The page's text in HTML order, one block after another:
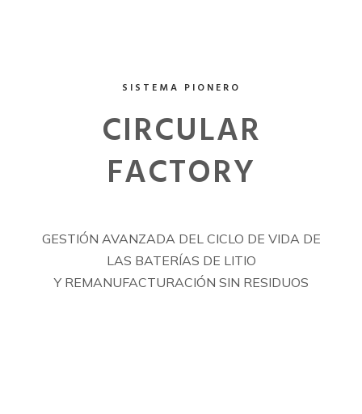
SISTEMA PIONERO
CIRCULAR
FACTORY
GESTIÓN AVANZADA DEL CICLO DE VIDA DE
LAS BATERÍAS DE LITIO
Y REMANUFACTURACIÓN SIN RESIDUOS